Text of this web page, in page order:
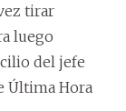
tirar
luego
del jefe
Última Hora